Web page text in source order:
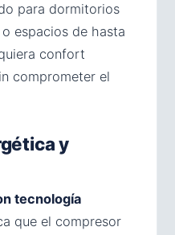
para dormitorios
espacios de hasta
confort
comprometer el
y
tecnología
que el compresor